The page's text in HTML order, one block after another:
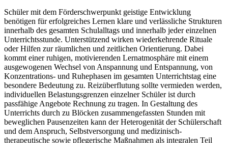
Schüler mit dem Förderschwerpunkt geistige Entwicklung
benötigen für erfolgreiches Lernen klare und verlässliche Strukturen
innerhalb des gesamten Schulalltags und innerhalb jeder einzelnen
Unterrichtsstunde. Unterstützend wirken wiederkehrende Rituale
oder Hilfen zur räumlichen und zeitlichen Orientierung. Dabei
kommt einer ruhigen, motivierenden Lernatmosphäre mit einem
ausgewogenen Wechsel von Anspannung und Entspannung, von
Konzentrations- und Ruhephasen im gesamten Unterrichtstag eine
besondere Bedeutung zu. Reizüberflutung sollte vermieden werden,
individuellen Belastungsgrenzen einzelner Schüler ist durch
passfähige Angebote Rechnung zu tragen. In Gestaltung des
Unterrichts durch zu Blöcken zusammengefassten Stunden mit
beweglichen Pausenzeiten kann der Heterogenität der Schülerschaft
und dem Anspruch, Selbstversorgung und medizinisch-
therapeutische sowie pflegerische Maßnahmen als integralen Teil